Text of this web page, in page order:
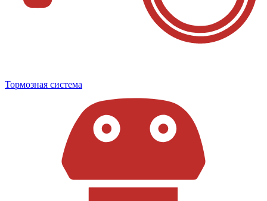
Тормозная система